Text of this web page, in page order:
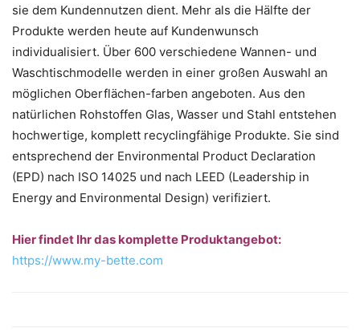
sie dem Kundennutzen dient. Mehr als die Hälfte der
Produkte werden heute auf Kundenwunsch
individualisiert. Über 600 verschiedene Wannen- und
Waschtischmodelle werden in einer großen Auswahl an
möglichen Oberflächen-farben angeboten. Aus den
natürlichen Rohstoffen Glas, Wasser und Stahl entstehen
hochwertige, komplett recyclingfähige Produkte. Sie sind
entsprechend der Environmental Product Declaration
(EPD) nach ISO 14025 und nach LEED (Leadership in
Energy and Environmental Design) verifiziert.
Hier findet Ihr das komplette Produktangebot:
https://www.my-bette.com